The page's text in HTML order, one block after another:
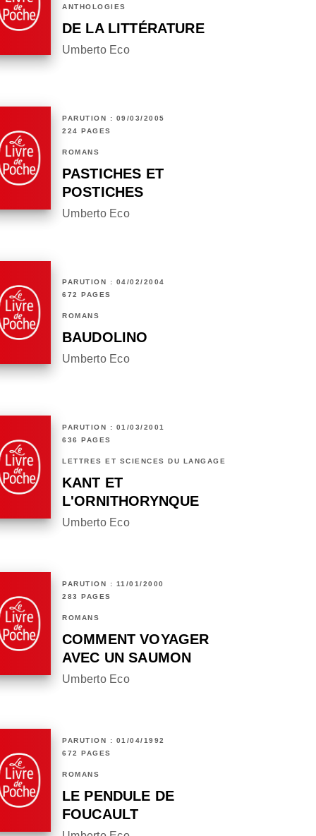
ANTHOLOGIES
DE LA LITTÉRATURE
Umberto Eco
PARUTION : 09/03/2005
224 PAGES
ROMANS
PASTICHES ET
POSTICHES
Umberto Eco
PARUTION : 04/02/2004
672 PAGES
ROMANS
BAUDOLINO
Umberto Eco
PARUTION : 01/03/2001
636 PAGES
LETTRES ET SCIENCES DU LANGAGE
KANT ET
L'ORNITHORYNQUE
Umberto Eco
PARUTION : 11/01/2000
283 PAGES
ROMANS
COMMENT VOYAGER
AVEC UN SAUMON
Umberto Eco
PARUTION : 01/04/1992
672 PAGES
ROMANS
LE PENDULE DE
FOUCAULT